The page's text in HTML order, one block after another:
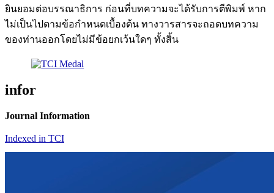
ยินยอมต่อบรรณาธิการ ก่อนที่บทความจะได้รับการตีพิมพ์ หาก
ไม่เป็นไปตามข้อกำหนดเบื้องต้น ทางวารสารจะถอดบทความ
ของท่านออกโดยไม่มีข้อยกเว้นใดๆ ทั้งสิ้น
infor
Journal Information
Indexed in TCI